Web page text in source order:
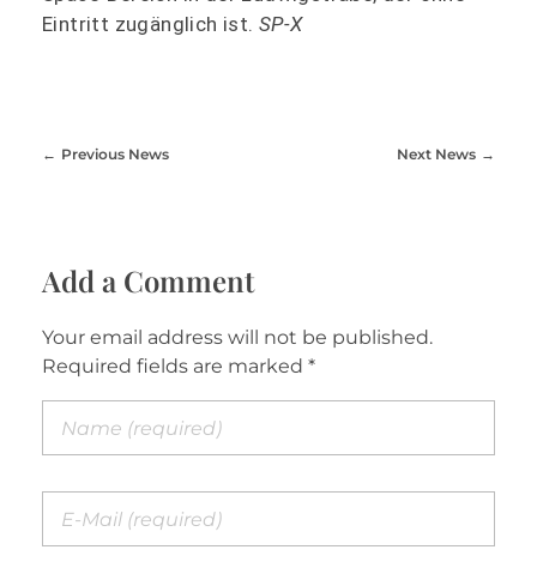
Eintritt zugänglich ist. SP-X
Previous News Next News
Add a Comment
Your email address will not be published.
Required fields are marked *